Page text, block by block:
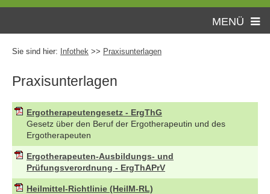
MENÜ
Sie sind hier: Infothek >> Praxisunterlagen
Praxisunterlagen
Ergotherapeutengesetz - ErgThG
Gesetz über den Beruf der Ergotherapeutin und des
Ergotherapeuten
Ergotherapeuten-Ausbildungs- und
Prüfungsverordnung - ErgThAPrV
Heilmittel-Richtlinie (HeilM-RL)